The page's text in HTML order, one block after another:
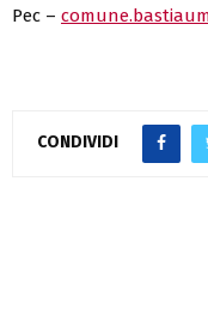
Pec –
CONDIVIDI